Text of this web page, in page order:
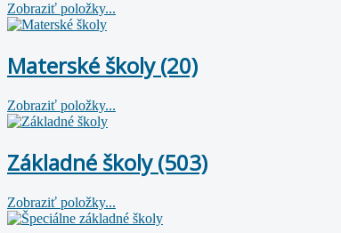
Zobraziť položky...
Materské školy (20)
Zobraziť položky...
Základné školy (503)
Zobraziť položky...